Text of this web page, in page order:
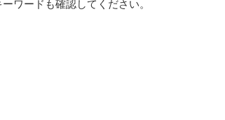
ワードも確認してください。